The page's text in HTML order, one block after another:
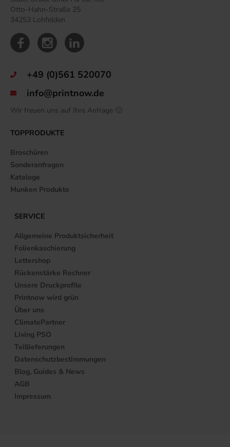
Otto-Hahn-Straße 25
34253 Lohfelden
+49 (0)561 520070
info@printnow.de
Wir freuen uns auf Ihre Anfrage 🙂
TOPPRODUKTE
Broschüren
Sonderanfragen
Kataloge
Munken Produkte
SERVICE
Allgemeine Produktsicherheit
Folienkaschierung
Lettershop
Rückenstärke Rechner
Unsere Druckprofile
Printnow wird grün
Über uns
ClimatePartner
Living PSO
Teillieferungen
Datenschutzbestimmungen
Blog, Guides & News
AGB
Impressum